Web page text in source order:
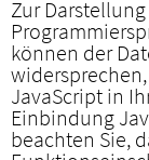
Zur
können der
JavaScript in
Einbindung
beachten Sie,